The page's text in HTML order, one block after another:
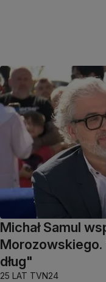
Michał Samul
dług"
25 LAT TVN24